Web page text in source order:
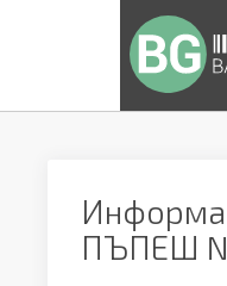
ПЪПЕШ